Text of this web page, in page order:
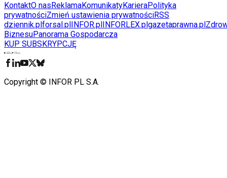
KontaktO nasReklamaKomunikatyKarieraPolityka
prywatnościZmień ustawienia prywatnościRSS
dziennik.plforsal.plINFOR.plINFORLEX.plgazetaprawna.pl
BiznesuPanorama Gospodarcza
KUP SUBSKRYPCJĘ
Copyright © INFOR PL S.A.